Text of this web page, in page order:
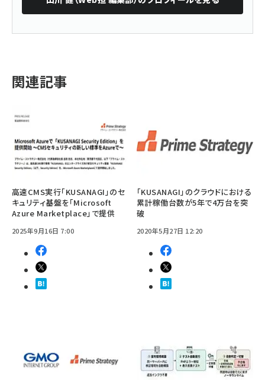
関連記事
高速CMS実行「KUSANAGI」のセ
キュリティ基盤を「Microsoft
Azure Marketplace」で提供
2025年9月16日 7:00
「KUSANAGI」のクラウドにおける
累計稼働台数が5年で4万台を突
破
2020年5月27日 12:20